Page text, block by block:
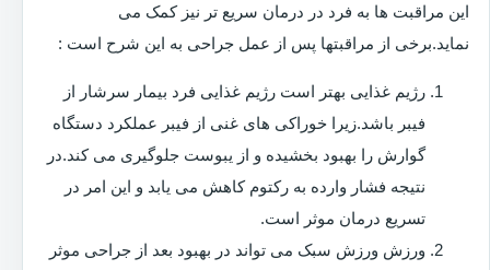
این مراقبت ها به فرد در درمان سریع تر نیز کمک می
نماید.برخی از مراقبتها پس از عمل جراحی به این شرح است :
رژیم غذایی بهتر است رژیم غذایی فرد بیمار سرشار از
فیبر باشد.زیرا خوراکی های غنی از فیبر عملکرد دستگاه
گوارش را بهبود بخشیده و از یبوست جلوگیری می کند.در
نتیجه فشار وارده به رکتوم کاهش می یابد و این امر در
تسریع درمان موثر است.
ورزش ورزش سبک می تواند در بهبود بعد از جراحی موثر